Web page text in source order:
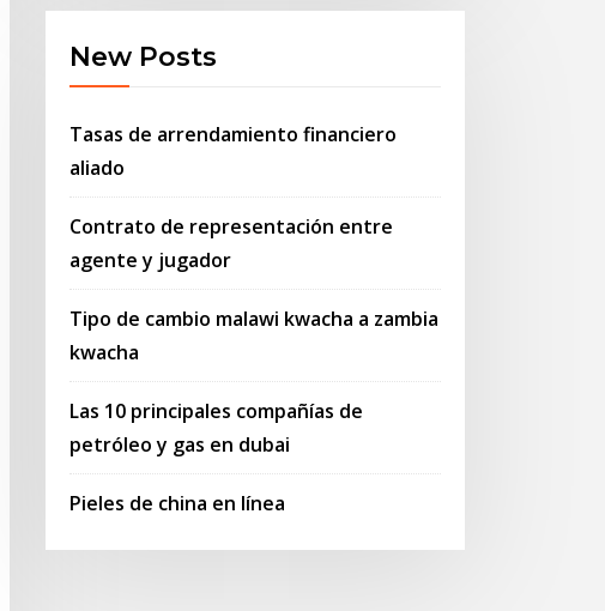
New Posts
Tasas de arrendamiento financiero
aliado
Contrato de representación entre
agente y jugador
Tipo de cambio malawi kwacha a zambia
kwacha
Las 10 principales compañías de
petróleo y gas en dubai
Pieles de china en línea